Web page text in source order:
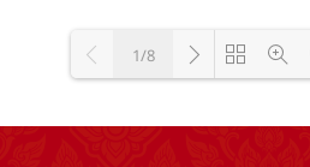
Loading PDF
1/8